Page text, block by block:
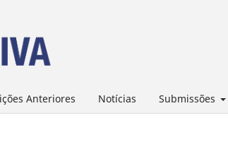
Anteriores Notícias Submissões